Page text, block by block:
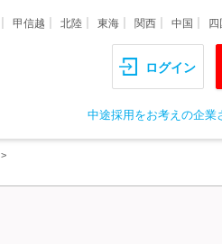
甲信越 北陸 東海 関西 中国 四
ログイン
中途採用をお考えの企業